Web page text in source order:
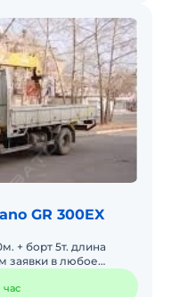
GR 300EX
+ борт 5т. длина
час